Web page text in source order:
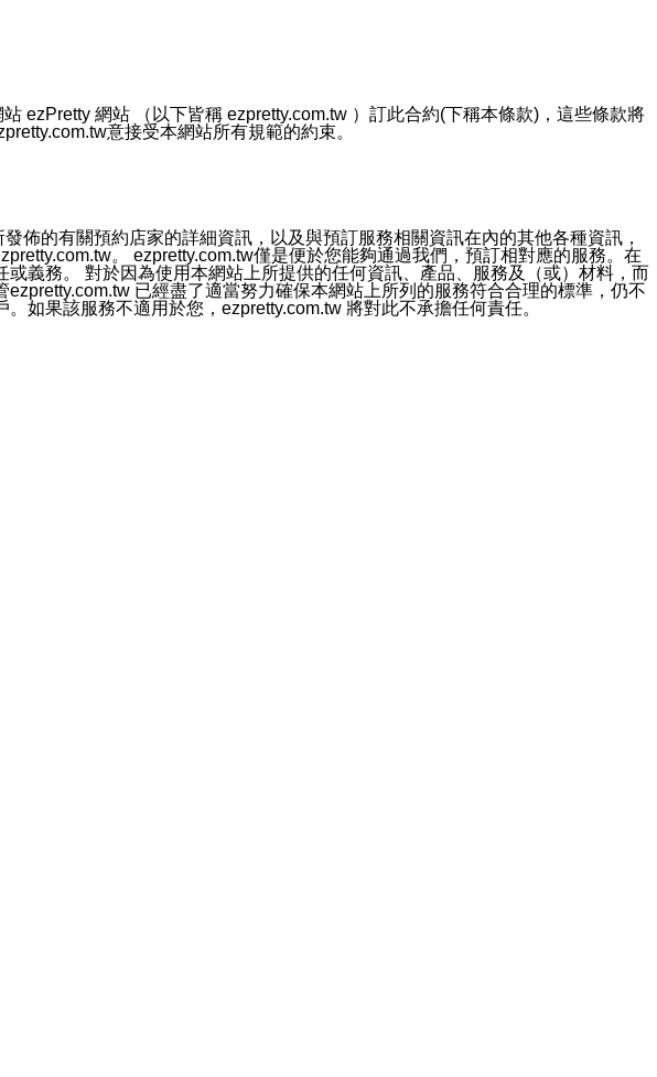
息。
足以下三個條件者，將可收到通知型訊息。
ezPretty 網站 （以下皆稱 ezpretty.com.tw ）訂此合約(下稱本條款)，這些條款將
意接受本網站所有規範的約束。
佈的有關預約店家的詳細資訊，以及與預訂服務相關資訊在內的其他各種資訊，
。 ezpretty.com.tw僅是便於您能夠通過我們，預訂相對應的服務。在
義務。 對於因為使用本網站上所提供的任何資訊、產品、服務及（或）材料，而
已經盡了適當努力確保本網站上所列的服務符合合理的標準，仍不
如果該服務不適用於您，ezpretty.com.tw 將對此不承擔任何責任。